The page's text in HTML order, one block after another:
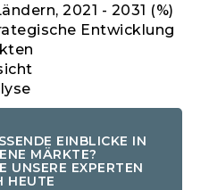
2021 - 2031 (%)
Entwicklung
EINBLICKE IN
MÄRKTE?
UNSERE EXPERTEN
HEUTE